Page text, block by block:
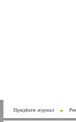
Придбати журнал